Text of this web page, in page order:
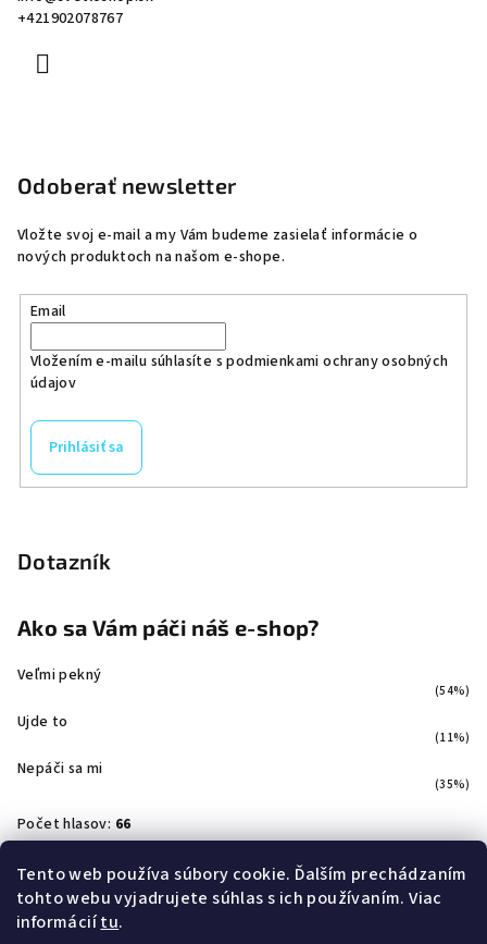
Tento web používa súbory cookie. Ďalším prechádzaním
tohto webu vyjadrujete súhlas s ich používaním. Viac
informáciítu.
+421902078767
Odoberať newsletter
Vložte svoj e-mail a my Vám budeme zasielať informácie o
nových produktoch na našom e-shope.
Email
Vložením e-mailu súhlasíte spodmienkami ochrany osobných
údajov
Prihlásiť sa
Dotazník
Ako sa Vám páči náš e-shop?
Veľmi pekný
(54%)
Ujde to
(11%)
Nepáči sa mi
(35%)
Počet hlasov: 66
Facebook